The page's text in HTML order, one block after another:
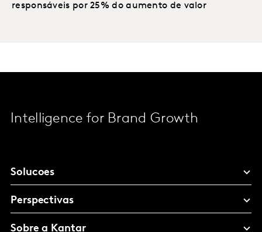
responsáveis por 25% do aumento de valor
Intelligence for Brand Growth
Solucoes
Perspectivas
Sobre a Kantar